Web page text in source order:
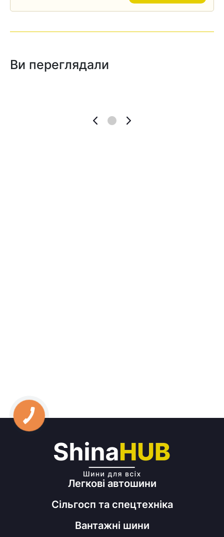
Ви переглядали
Легкові автошини
Сільгосп та спецтехніка
Вантажні шини